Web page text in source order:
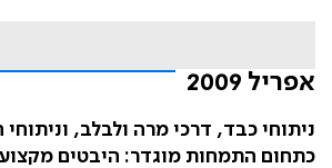
אפריל 2009
ניתוחי כבד, דרכי מרה ולבלב,
כתחום התמחות מוגדר: היבטים